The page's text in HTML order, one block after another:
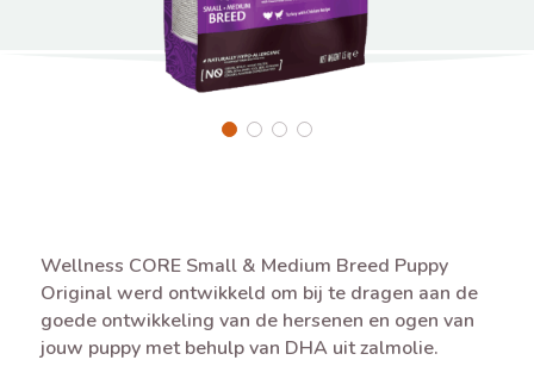
Wellness CORE Small & Medium Breed Puppy
Original werd ontwikkeld om bij te dragen aan de
goede ontwikkeling van de hersenen en ogen van
jouw puppy met behulp van DHA uit zalmolie.